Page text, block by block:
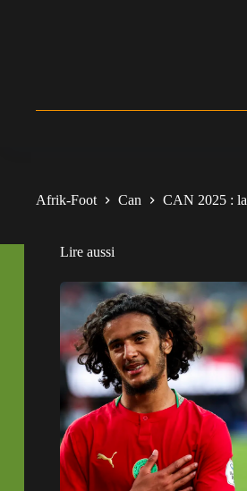
Afrik-Foot Can CAN 2025 : la
Lire aussi